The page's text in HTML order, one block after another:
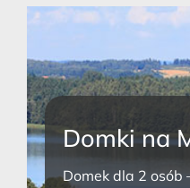
Domki na
Domek dla 2 osób